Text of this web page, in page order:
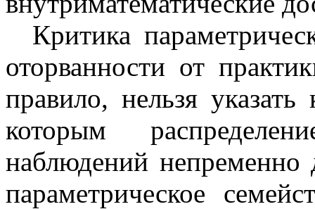
Критика
оторванности от
правило, нельзя
которым
наблюдений
параметрическое